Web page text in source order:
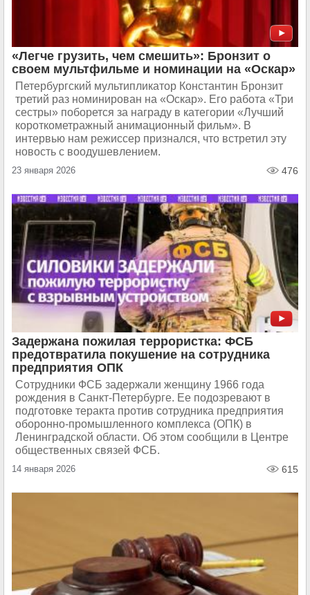
«Легче грузить, чем смешить»: Бронзит о
своем мультфильме и номинации на «Оскар»
Петербургский мультипликатор Константин Бронзит
третий раз номинирован на «Оскар». Его работа «Три
сестры» поборется за награду в категории «Лучший
короткометражный анимационный фильм». В
интервью нам режиссер признался, что встретил эту
новость с воодушевлением.
23 января 2026 476
Задержана пожилая террористка: ФСБ
предотвратила покушение на сотрудника
предприятия ОПК
Сотрудники ФСБ задержали женщину 1966 года
рождения в Санкт-Петербурге. Ее подозревают в
подготовке теракта против сотрудника предприятия
оборонно-промышленного комплекса (ОПК) в
Ленинградской области. Об этом сообщили в Центре
общественных связей ФСБ.
14 января 2026 615